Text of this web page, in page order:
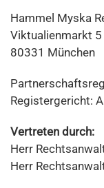
Hammel Myska
Viktualienmarkt 5
80331 München
Registergericht:
Vertreten durch:
Herr
Herr